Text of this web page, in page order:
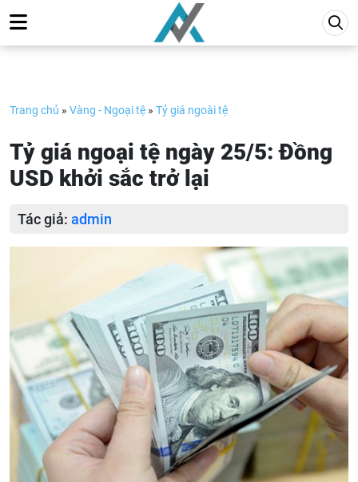
to
content
Trang chủ » Vàng - Ngoại tệ » Tỷ giá ngoài tệ
Tỷ giá ngoại tệ ngày 25/5: Đồng
USD khởi sắc trở lại
Tác giả: admin